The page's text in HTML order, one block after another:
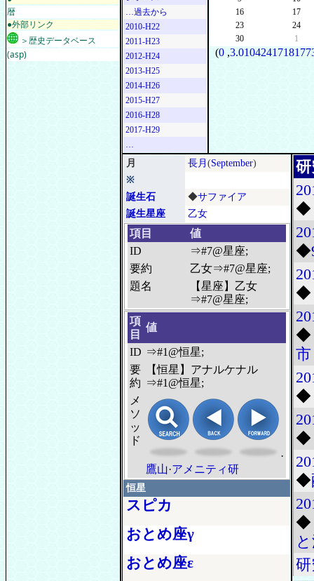
暦
●外部リンク
＞歴史データベース
(asp)
…過去から
2010-H22
2011-H23
2012-H24
2013-H25
2014-H26
2015-H27
2016-H28
2017-H29
…
16
17
23
24
30
1
(0 ,
月 長月 (September)
※
誕生石
◆サファイア
誕生星座
乙女
項目
値
ID
⇒#7@星座;
要約
乙女⇒#7@星座;
題名
【星座】乙女
⇒#7@星座;
項
目
値
ID ⇒#1@恒星;
要
約
【恒星】アナルケナル
⇒#1@恒星;
メ
ソ
ッ
ド
·
鷹山·アメニティ研
恒星
スピカ
おとめ座γ
おとめ座ε
◆
◆
◆
◆
市
◆
◆
◆
◆